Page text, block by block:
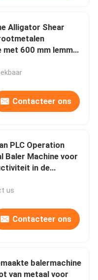
Alligator Shear
met 600 mm lemmet
Contacteer ons
PLC Operation
Baler Machine voor
in de
en staalschroot
us
Contacteer ons
balermachine
van metaal voor